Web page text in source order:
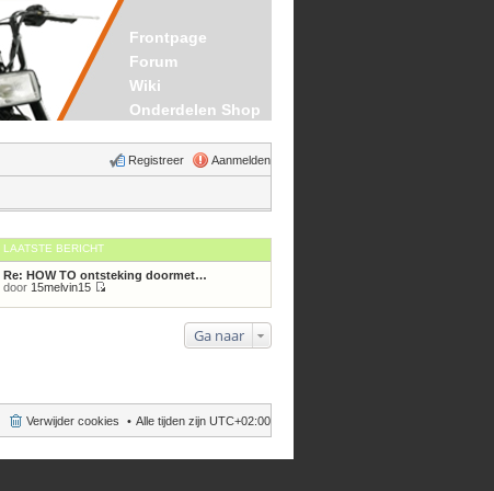
Frontpage
Forum
Wiki
Onderdelen Shop
Aanmelden
Registreer
LAATSTE BERICHT
Re: HOW TO ontsteking doormet…
door 15melvin15
laatste
Ga naar
Alle tijden zijn UTC+02:00
Verwijder cookies